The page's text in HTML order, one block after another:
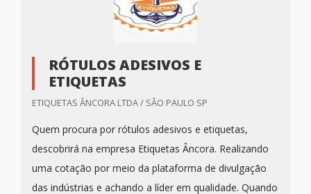
RÓTULOS ADESIVOS E
ETIQUETAS
ETIQUETAS ÂNCORA LTDA / SÃO PAULO SP
Quem procura por rótulos adesivos e etiquetas,
descobrirá na empresa Etiquetas Âncora. Realizando
uma cotação por meio da plataforma de divulgação
das indústrias e achando a líder em qualidade. Quando